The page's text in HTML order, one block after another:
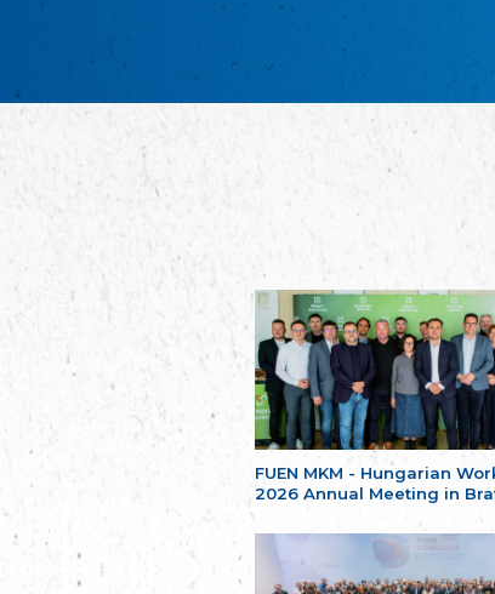
FUEN MKM - Hungarian
2026 Annual Meeting in